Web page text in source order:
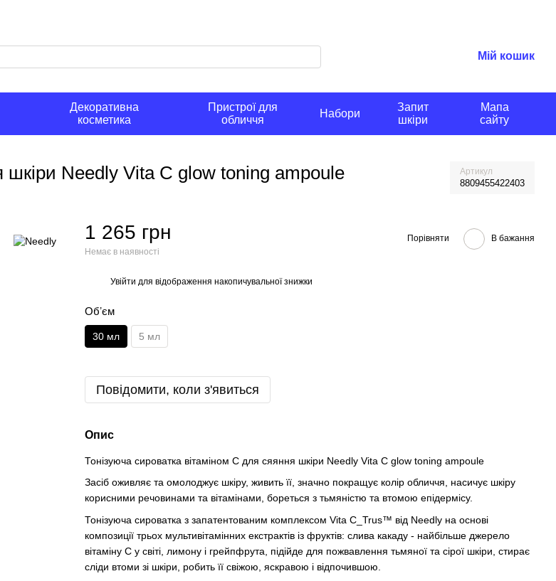
Мій кошик
Декоративна
косметика
Пристрої для
обличчя
Набори
Запит
шкіри
Мапа
сайту
шкіри Needly Vita C glow toning ampoule Артикул
8809455422403
1 265 грн
Немає в наявності
Порівняти В бажання
Увійти для відображення накопичувальної знижки
Обʼєм
30 мл 5 мл
Повідомити, коли з'явиться
Опис
Тонізуюча сироватка вітаміном С для сяяння шкіри Needly Vita C glow toning ampoule
Засіб оживляє та омолоджує шкіру, живить її, значно покращує колір обличчя, насичує шкіру
корисними речовинами та вітамінами, бореться з тьмяністю та втомою епідермісу.
Тонізуюча сироватка з запатентованим комплексом Vita C_Trus™ від Needly на основі
композиції трьох мультивітамінних екстрактів із фруктів: слива какаду - найбільше джерело
вітаміну С у світі, лимону і грейпфрута, підійде для пожвавлення тьмяної та сірої шкіри, стирає
сліди втоми зі шкіри, робить її свіжою, яскравою і відпочившою.